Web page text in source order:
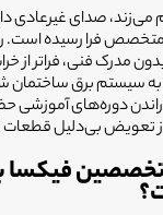
می‌زند، صدای غیرعادی
فرا رسیده
مدرک فنی، فراتر
سیستم برق
دوره‌های
از تعویض بی‌دلیل
فیکسا